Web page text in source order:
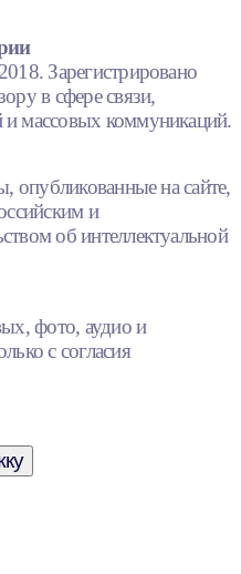
Зарегистрировано
в сфере связи,
массовых коммуникаций.
опубликованные на сайте,
и
об интеллектуальной
фото, аудио и
с согласия